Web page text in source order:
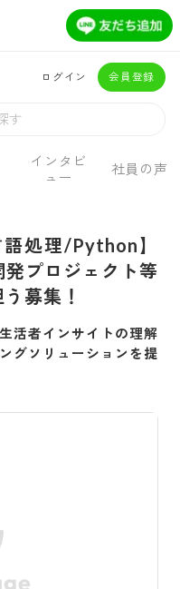
ログイン 会員登録
す
インタビ
ュー
社員の声
処理/Python】
プロジェクト等
募集！
活者インサイトの理解
グソリューションを提